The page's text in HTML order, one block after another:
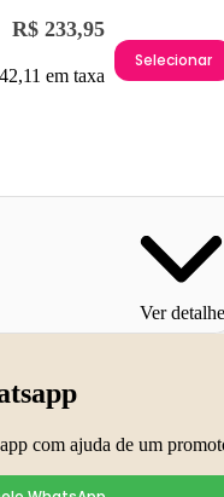
R$ 233,95
em taxa
Selecionar
Ver
com ajuda de um